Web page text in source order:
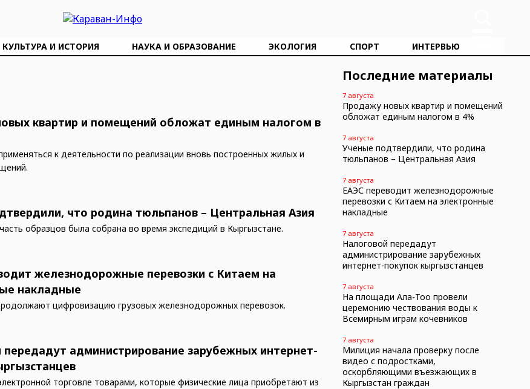
КУЛЬТУРА И ИСТОРИЯ НАУКА И ОБРАЗОВАНИЕ ЭКОЛОГИЯ СПОРТ ИНТЕРВЬЮ
квартир и помещений обложат единым налогом в
к деятельности по реализации вновь построенных жилых и
что родина тюльпанов – Центральная Азия
образцов была собрана во время экспедиций в Кыргызстане.
железнодорожные перевозки с Китаем на
накладные
цифровизацию грузовых железнодорожных перевозок.
передадут администрирование зарубежных интернет-
торговле товарами, которые физические лица приобретают из
Последние материалы
7 августа
Продажу новых квартир и помещений
обложат единым налогом в 4%
7 августа
Ученые подтвердили, что родина
тюльпанов – Центральная Азия
7 августа
ЕАЭС переводит железнодорожные
перевозки с Китаем на электронные
накладные
7 августа
Налоговой передадут
администрирование зарубежных
интернет-покупок кыргызстанцев
7 августа
На площади Ала-Тоо провели
церемонию чествования воды к
Всемирным играм кочевников
7 августа
Милиция начала проверку после
видео с подростками,
оскорбляющими въезжающих в
Кыргызстан граждан